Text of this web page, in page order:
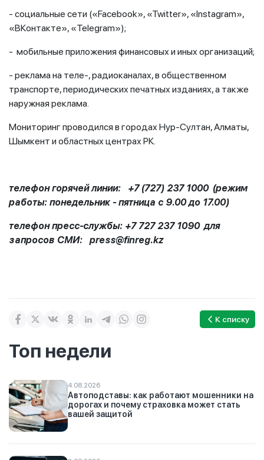
- социальные сети («Facebook», «Twitter», «Instagram»,
«ВКонтакте», «Telegram»);
- мобильные приложения финансовых и иных организаций;
- реклама на теле-, радиоканалах, в общественном
транспорте, периодических печатных изданиях, а также
наружная реклама.
Мониторинг проводился в городах Нур-Султан, Алматы,
Шымкент и областных центрах РК.
телефон горячей линии: +7 (727) 237 1000 (режим
работы: понедельник - пятница с 9.00 до 17.00)
телефон пресс-службы: +7 727 237 1090 для
запросов СМИ: press@finreg.kz
К списку
Топ недели
4.08.2026
Автоподставы: как работают мошенники на
дорогах и почему страховка может стать
вашей защитой